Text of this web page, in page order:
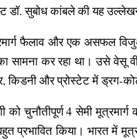
डॉ. सुबोध कांबले की यह
फैलाव और एक असफल
सामना कर रहा था। उसे वेसू
किडनी और प्रोस्टेट में ड्रग-
को चुनौतीपूर्ण 4 सेमी
प्रभावित किया। भारत में